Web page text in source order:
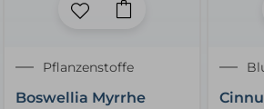
Pflanzenstoffe
Boswellia Myrrhe